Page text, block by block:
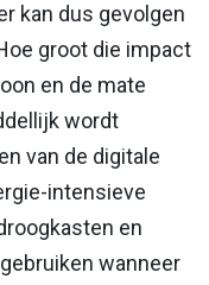
kan dus gevolgen
groot die impact
en de mate
wordt
van de digitale
intensieve
en
wanneer